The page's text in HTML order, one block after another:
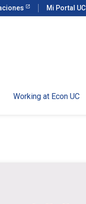
Mi Portal UC
Working at Econ UC